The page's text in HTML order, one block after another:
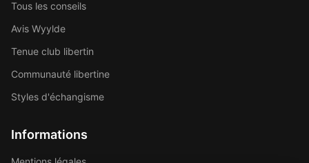
Tous les conseils
Avis Wyylde
Tenue club libertin
Communauté libertine
Styles d'échangisme
Informations